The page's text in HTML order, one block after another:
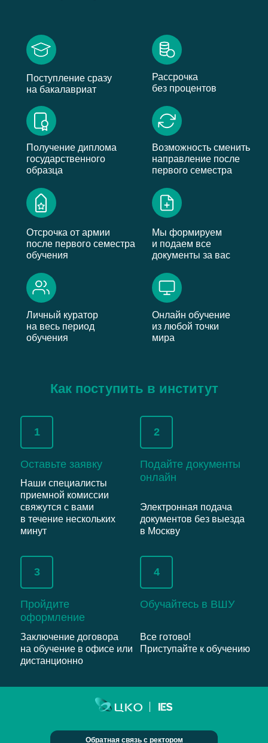
Возможность сменить
направление после
первого семестра
Мы формируем
и подаем все
документы за вас
Поступление сразу
на бакалавриат
Отсрочка от армии
после первого семестра
обучения
Личный куратор
на весь период
обучения
Получение диплома
государственного
образца
Рассрочка
без процентов
Онлайн обучение
из любой точки
мира
Как поступить в институт
Подайте документы
онлайн
Электронная подача
документов без выезда
в Москву
2
Пройдите
оформление
Заключение договора
на обучение в офисе или
дистанционно
3
Оставьте заявку
Наши специалисты
приемной комиссии
свяжутся с вами
в течение нескольких
минут
1
Обучайтесь в ВШУ
Все готово!
Приступайте к обучению
4
Обратная связь с ректором